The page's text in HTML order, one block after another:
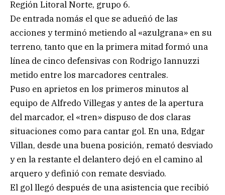
Región Litoral Norte, grupo 6.
De entrada nomás el que se adueñó de las
acciones y terminó metiendo al «azulgrana» en su
terreno, tanto que en la primera mitad formó una
línea de cinco defensivas con Rodrigo Iannuzzi
metido entre los marcadores centrales.
Puso en aprietos en los primeros minutos al
equipo de Alfredo Villegas y antes de la apertura
del marcador, el «tren» dispuso de dos claras
situaciones como para cantar gol. En una, Edgar
Villan, desde una buena posición, remató desviado
y en la restante el delantero dejó en el camino al
arquero y definió con remate desviado.
El gol llegó después de una asistencia que recibió